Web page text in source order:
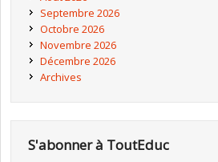
Septembre 2026
Octobre 2026
Novembre 2026
Décembre 2026
Archives
S'abonner à ToutEduc